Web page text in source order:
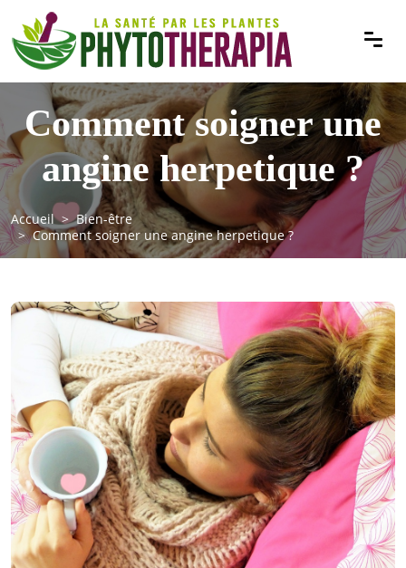
Comment soigner une
angine herpetique ?
Accueil
Bien-être
Comment soigner une angine herpetique ?